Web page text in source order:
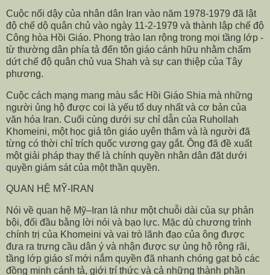
Cuộc nổi dậy của nhân dân Iran vào năm 1978-1979 đã lật
độ chế dộ quân chủ vào ngày 11-2-1979 và thành lập chế độ
Công hòa Hồi Giáo. Phong trào lan rộng trong mọi tầng lớp -
từ thường dân phía tả đến tôn giáo cánh hữu nhằm chấm
dứt chế độ quân chủ vua Shah và sự can thiệp của Tây
phương.
Cuộc cách mạng mang màu sắc Hồi Giáo Shia mà những
người ủng hộ được coi là yếu tố duy nhất và cơ bản của
văn hóa Iran. Cuối cùng dưới sự chỉ dẫn của Ruhollah
Khomeini, một học giả tôn giáo uyên thâm và là người đã
từng có thời chỉ trích quốc vương gay gắt. Ông đã đề xuất
một giải pháp thay thế là chính quyền nhân dân đặt dưới
quyền giám sát của một thần quyền.
QUAN HỆ MỸ-IRAN
Nói về quan hệ Mỹ–Iran là như một chuỗi dài của sự phản
bội, đối đầu bằng lời nói và bạo lực. Mặc dù chương trình
chính trị của Khomeini và vai trò lãnh đạo của ông được
đưa ra trưng cầu dân ý và nhận được sự ủng hộ rộng rãi,
tầng lớp giáo sĩ mới nắm quyền đã nhanh chóng gạt bỏ các
đồng minh cánh tả, giới trí thức và cả những thành phần